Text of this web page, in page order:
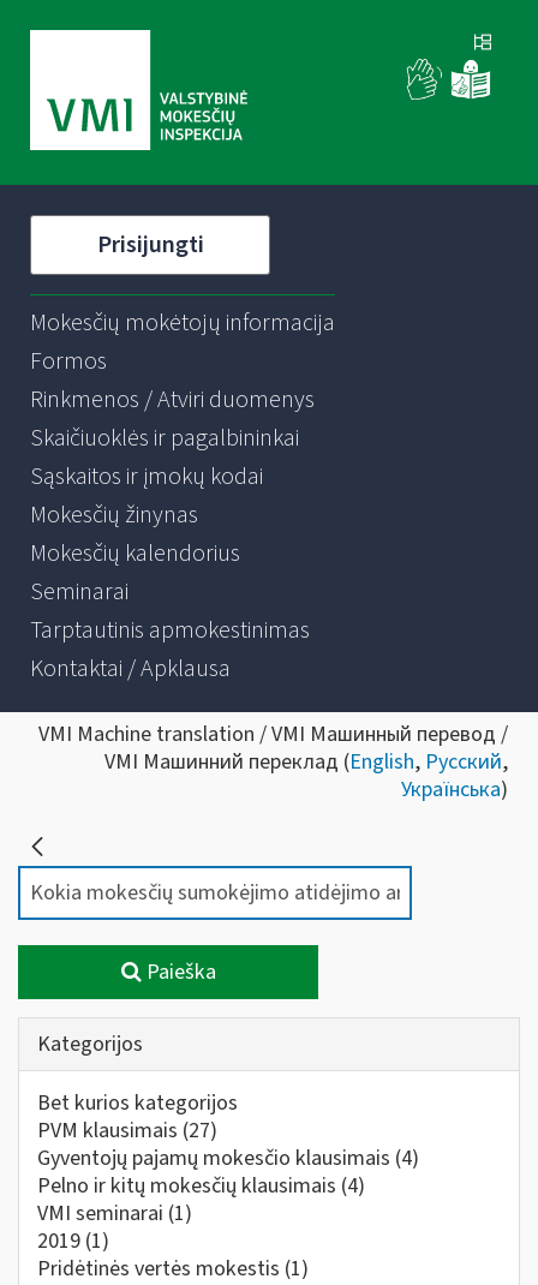
Prisijungti
Mokesčių mokėtojų informacija
Formos
Rinkmenos / Atviri duomenys
Skaičiuoklės ir pagalbininkai
Sąskaitos ir įmokų kodai
Mokesčių žinynas
Mokesčių kalendorius
Seminarai
Tarptautinis apmokestinimas
Kontaktai / Apklausa
VMI Machine translation / VMI Машинный перевод /
VMI Машинний переклад (English, Русский,
Українська)
Paieška
Kategorijos
Bet kurios kategorijos
PVM klausimais (27)
Gyventojų pajamų mokesčio klausimais (4)
Pelno ir kitų mokesčių klausimais (4)
VMI seminarai (1)
2019 (1)
Pridėtinės vertės mokestis (1)